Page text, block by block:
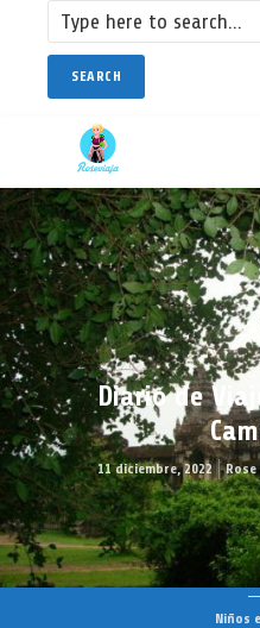
SEARCH
Niños
Diario de
11 diciembre, 2022 Rose